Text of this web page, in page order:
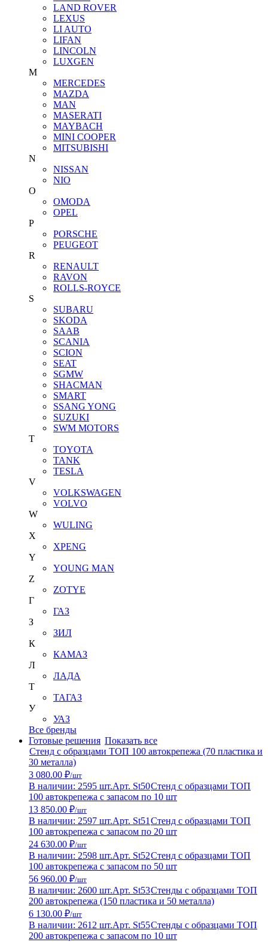
LAND ROVER
LEXUS
LI AUTO
LIFAN
LINCOLN
LUXGEN
M
MERCEDES
MAZDA
MAN
MASERATI
MAYBACH
MINI COOPER
MITSUBISHI
N
NISSAN
NIO
O
OMODA
OPEL
P
PORSCHE
PEUGEOT
R
RENAULT
RAVON
ROLLS-ROYCE
S
SUBARU
SKODA
SAAB
SCANIA
SCION
SEAT
SGMW
SHACMAN
SMART
SSANG YONG
SUZUKI
SWM MOTORS
T
TOYOTA
TANK
TESLA
V
VOLKSWAGEN
VOLVO
W
WULING
X
XPENG
Y
YOUNG MAN
Z
ZOTYE
Г
ГАЗ
З
ЗИЛ
К
КАМАЗ
Л
ЛАДА
Т
ТАГАЗ
У
УАЗ
Все бренды
Готовые решения Показать все
Стенд с образцами ТОП 100 автокрепежа (70 пластика и
30 металла)
3 080.00 ₽/шт
В наличии: 2595 шт.Арт. St50Стенд с образцами ТОП
100 автокрепежа с запасом по 10 шт
13 850.00 ₽/шт
В наличии: 2597 шт.Арт. St51 Стенд с образцами ТОП
100 автокрепежа с запасом по 20 шт
24 630.00 ₽/шт
В наличии: 2598 шт.Арт. St52Стенд с образцами ТОП
100 автокрепежа с запасом по 50 шт
56 960.00 ₽/шт
В наличии: 2600 шт.Арт. St53Стенды с образцами ТОП
200 автокрепежа (150 пластика и 50 металла)
6 130.00 ₽/шт
В наличии: 2612 шт.Арт. St55Стенды с образцами ТОП
200 автокрепежа с запасом по 10 шт